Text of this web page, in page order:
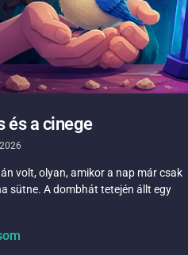
és a cinege
volt, olyan, amikor a nap már csak
sütne. A dombhát tetején állt egy